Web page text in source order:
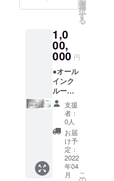
100％」
ていた
だきま
す。 ※
ハイ
シーズ
ン
(12/24-
1/10、
5/1-
5/7、
8/1-31)
は利用
不可。
りご購
入者先
の受付
を開始
させて
いただ
きます
（先着
順）。
※ご予約
時の
キャン
セリポ
リシー
は「前
日18時
以降の
キャン
飲み物
飲み放
泉入り
放題で
す。 ロ
ゴ入り
モバイ
ルバッ
テリー
付き。
専属コ
ンシェ
ルジュ
(バト
ラー)付
き。 ※
利用期
限は
泊可
能。
販売価
格：通
常
728,000
円〜）
地元の
素材を
ふんだ
んに
使った
夕食、
朝食付
き。お
飲み物
飲み放
題。温
ト＋】
●オリジ
バイル
バッテ
リー ●
お礼の
メール
◆グラ
ンド
オープ
ン後
に、施
設内を
全て貸
し切っ
てご宿
泊いた
だけま
選
択
す
る
1,0
00,
000 円
●オール
インク
ルーシ
ブ付き
【ドー
ムホテ
ル型グ
ランピ
ングリ
ゾート
１泊２
日 貸
支援
者：
0人
お届
け予
定：
2022
年04
月
こ